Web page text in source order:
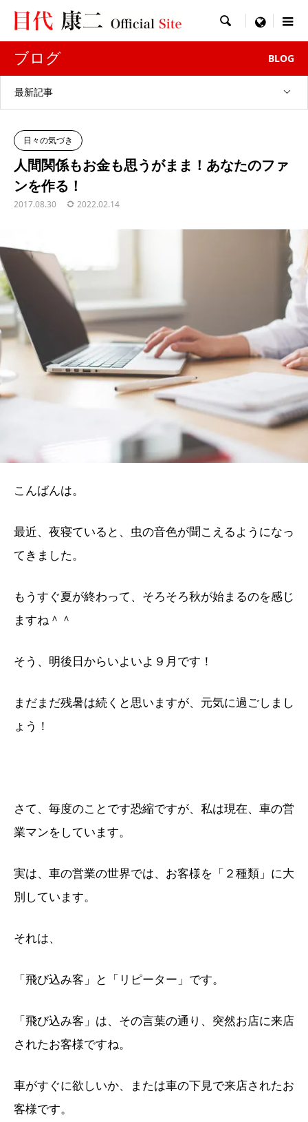
 menu
ブログ BLOG
最新記事
日々の気づき
人間関係もお金も思うがまま！あなたのファ
ンを作る！
2017.08.30 2022.02.14
こんばんは。
最近、夜寝ていると、虫の音色が聞こえるようになっ
てきました。
もうすぐ夏が終わって、そろそろ秋が始まるのを感じ
ますね＾＾
そう、明後日からいよいよ９月です！
まだまだ残暑は続くと思いますが、元気に過ごしまし
ょう！
さて、毎度のことです恐縮ですが、私は現在、車の営
業マンをしています。
実は、車の営業の世界では、お客様を「２種類」に大
別しています。
それは、
「飛び込み客」と「リピーター」です。
「飛び込み客」は、その言葉の通り、突然お店に来店
されたお客様ですね。
車がすぐに欲しいか、または車の下見で来店されたお
客様です。